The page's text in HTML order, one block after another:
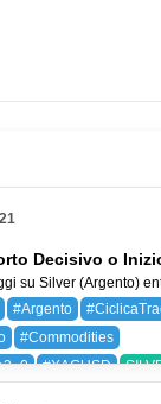
2026
tempo,
Decisivo o
#Argento
#Commodities
#XAGUSD